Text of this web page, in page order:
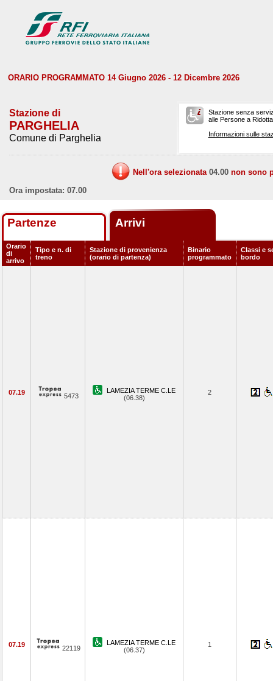
ORARIO PROGRAMMATO 14 Giugno 2026 - 12 Dicembre 2026
Stazione di
PARGHELIA
Comune di Parghelia
Stazione senza
alle Persone a
Informazioni sulle
Nell'ora selezionata 04.00 non sono
Ora impostata: 07.00
Partenze Arrivi
Orario
di
arrivo
Tipo e n. di
treno
Stazione di provenienza
(orario di partenza)
Binario
programmato
Classi e
bordo
07.19 5473
LAMEZIA TERME C.LE
(06.38)
2
07.19 22119
LAMEZIA TERME C.LE
(06.37)
1